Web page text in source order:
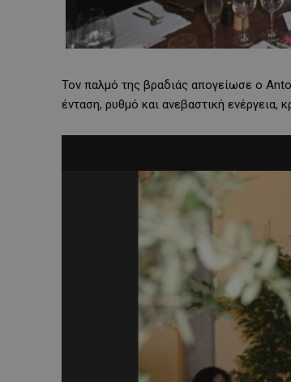
Τον παλμό της βραδιάς απογείωσε ο
ένταση, ρυθμό και ανεβαστική